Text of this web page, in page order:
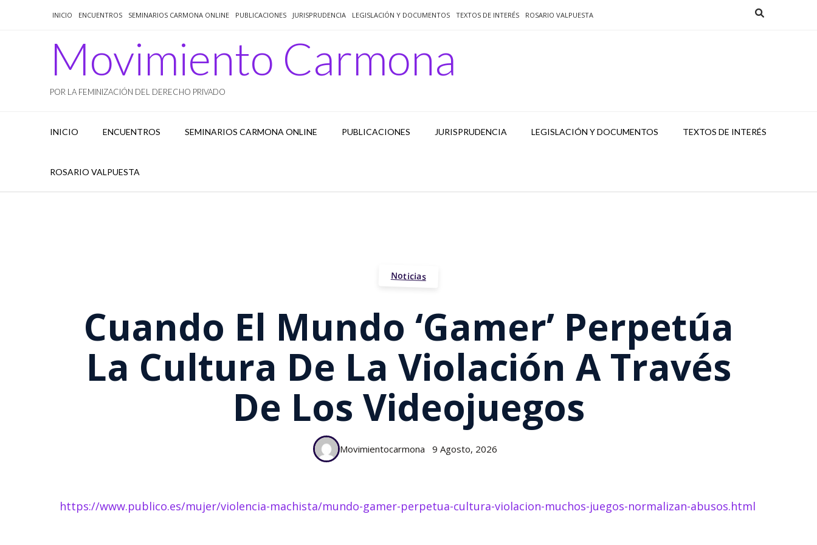
INICIO ENCUENTROS SEMINARIOS CARMONA ONLINE PUBLICACIONES JURISPRUDENCIA LEGISLACIÓN Y DOCUMENTOS TEXTOS DE INTERÉS ROSARIO VALPUESTA
Movimiento Carmona
POR LA FEMINIZACIÓN DEL DERECHO PRIVADO
INICIO ENCUENTROS SEMINARIOS CARMONA ONLINE PUBLICACIONES JURISPRUDENCIA LEGISLACIÓN Y DOCUMENTOS TEXTOS DE INTERÉS
ROSARIO VALPUESTA
Noticias
Cuando El Mundo ‘gamer’ Perpetúa
La Cultura De La Violación A Través
De Los Videojuegos
Movimientocarmona 9 Agosto, 2026
https://www.publico.es/mujer/violencia-machista/mundo-gamer-perpetua-cultura-violacion-muchos-juegos-normalizan-abusos.html